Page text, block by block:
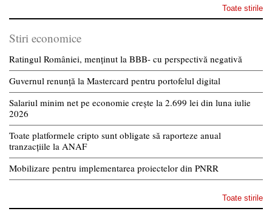
Toate stirile
Stiri economice
Ratingul României, menținut la BBB- cu perspectivă negativă
Guvernul renunță la Mastercard pentru portofelul digital
Salariul minim net pe economie crește la 2.699 lei din luna iulie
2026
Toate platformele cripto sunt obligate să raporteze anual
tranzacțiile la ANAF
Mobilizare pentru implementarea proiectelor din PNRR
Toate stirile